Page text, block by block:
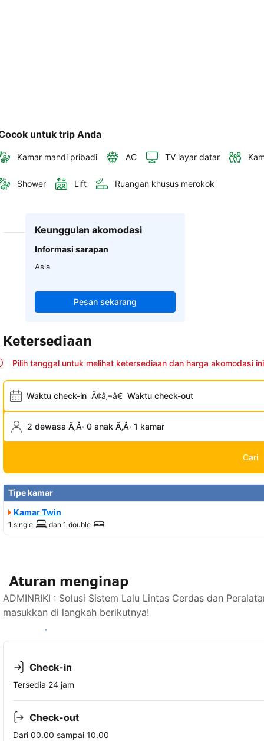
untuk trip Anda
Kamar mandi pribadi AC TV layar datar
Shower Lift Ruangan khusus merokok
Keunggulan akomodasi
Informasi sarapan
Asia
Pesan sekarang
Ketersediaan
Pilih tanggal untuk melihat ketersediaan dan harga akomodasi ini
Waktu check-in Ã¢â‚¬â€ Waktu check-out
2 dewasa Ã‚Â· 0 anak Ã‚Â· 1 kamar
Cari
Tipe kamar
Kamar Twin
1 single dan 1 double
Aturan menginap
ADMINRIKI : Solusi Sistem Lalu Lintas Cerdas dan
masukkan di langkah berikutnya!
Lihat ketersediaan
Check-in
Tersedia 24 jam
Check-out
Dari 00.00 sampai 10.00